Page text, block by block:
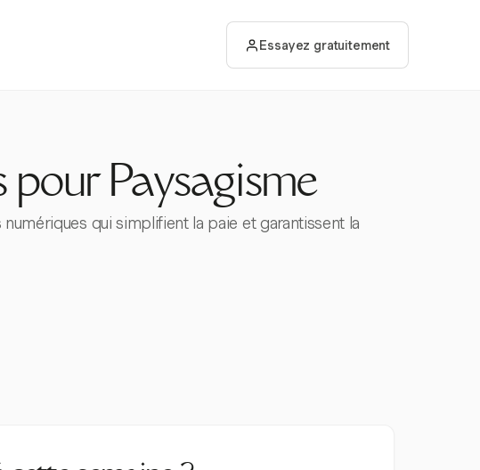
Essayez gratuitement
pour Paysagisme
qui simplifient la paie et garantissent la